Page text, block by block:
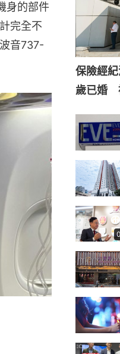
身的部件
完全不
音737-
保險經
歲已婚